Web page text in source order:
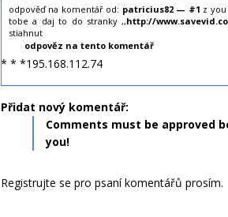
odpověď na komentář od: patricius82 — #1 z
tobe a daj to do stranky ,,http://
stiahnut
odpověz na tento komentář
* * *195.168.112.74
Přidat nový komentář:
Comments must be approved
you!
Registrujte se pro psaní komentářů prosím.